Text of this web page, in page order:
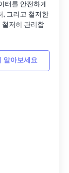
터를 안전하게
, 그리고 철저한
철저히 관리합
알아보세요